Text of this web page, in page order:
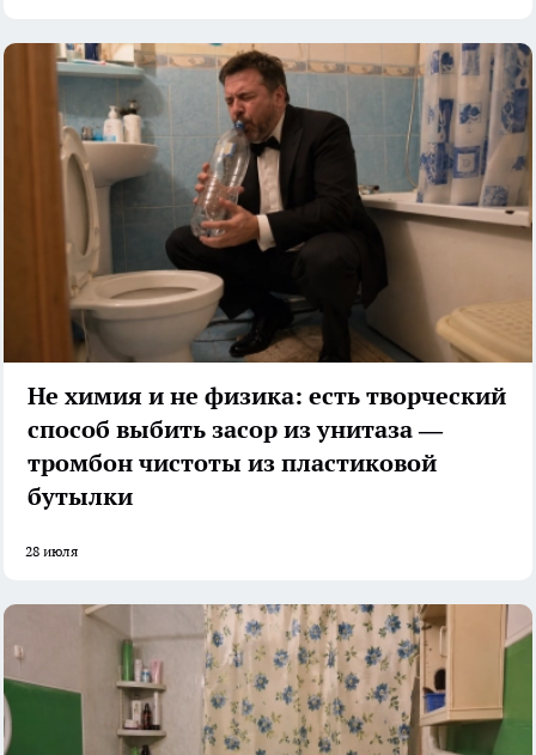
Не химия и не физика: есть творческий
способ выбить засор из унитаза —
тромбон чистоты из пластиковой
бутылки
28 июля